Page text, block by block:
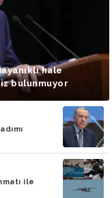
hale
bulunmuyor
ile